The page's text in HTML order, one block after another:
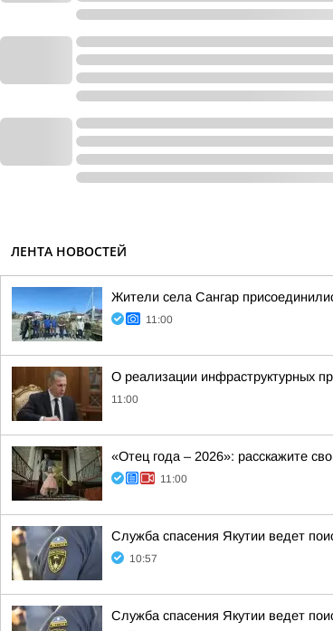
ЛЕНТА НОВОСТЕЙ
Жители села Сангар
11:00
О реализации инфраструктурных
11:00
«Отец года – 2026»: расскажите
11:00
Служба спасения Якутии ведет
10:57
Служба спасения Якутии ведет